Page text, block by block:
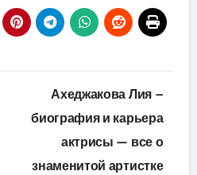
Ахеджакова Лия –
биография и карьера
актрисы — все о
знаменитой артистке